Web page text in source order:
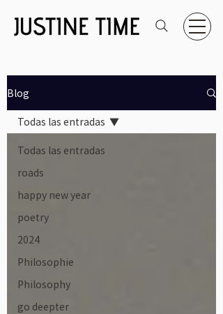
Blog
Todas las entradas
roads
happy new year
poetry
2024
Philosophie
Philosophy
go deepter
Todas las entradas